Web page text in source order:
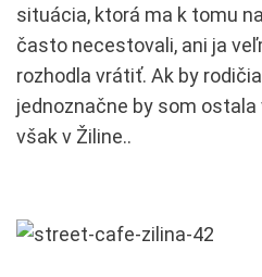
situácia, ktorá ma k tomu
často necestovali, ani ja
rozhodla vrátiť. Ak by
jednoznačne by som ostala
však v Žiline..